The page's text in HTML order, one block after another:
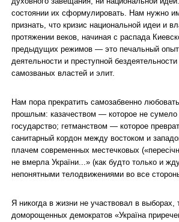
состоянии их сформулировать. Нам нужно
признать, что кризис национальной идеи и
протяжении веков, начиная с распада
предыдущих режимов — это печальный опыт
деятельности и преступной
самозваных властей и элит.
Нам пора прекратить самозабвенно
прошлым: казачеством — которое не сумело
государство; гетманством — которое
санитарный кордон между востоком и
плачем современных местечковых
не вмерла України...» (как будто только и
непонятными телодвижениями во все
Я никогда в жизни не участвовал в выборах,
доморощенных демократов «Україна